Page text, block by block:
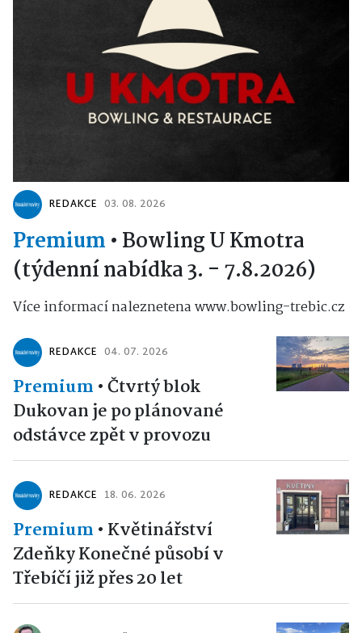
REDAKCE 03. 08. 2026
Premium • Bowling U Kmotra
(týdenní nabídka 3. - 7.8.2026)
Více informací naleznetena www.bowling-trebic.cz
REDAKCE 04. 07. 2026
Premium •Čtvrtý blok
Dukovan je po plánované
odstávce zpět v provozu
REDAKCE 18. 06. 2026
Premium • Květinářství
Zdeňky Konečné působí v
Třebíčí již přes 20 let